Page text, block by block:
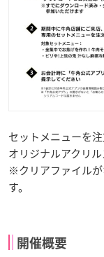
セットメニューを
オリジナルアクリ
※クリアファイル
す。
開催概要